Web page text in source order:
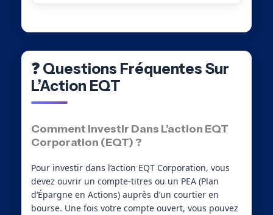
❓ Questions Fréquentes Sur
L’Action EQT
Comment Investir Dans L’action EQT
Corporation (EQT) ?
Pour investir dans l’action EQT Corporation, vous
devez ouvrir un compte-titres ou un PEA (Plan
d’Épargne en Actions) auprès d’un courtier en
bourse. Une fois votre compte ouvert, vous pouvez